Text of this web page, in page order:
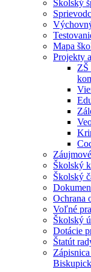
Školský
Mapa
Projekty
ZŠ
Školský
Školský
Ochrana
Voľné
Školský
Dotácie
Štatút